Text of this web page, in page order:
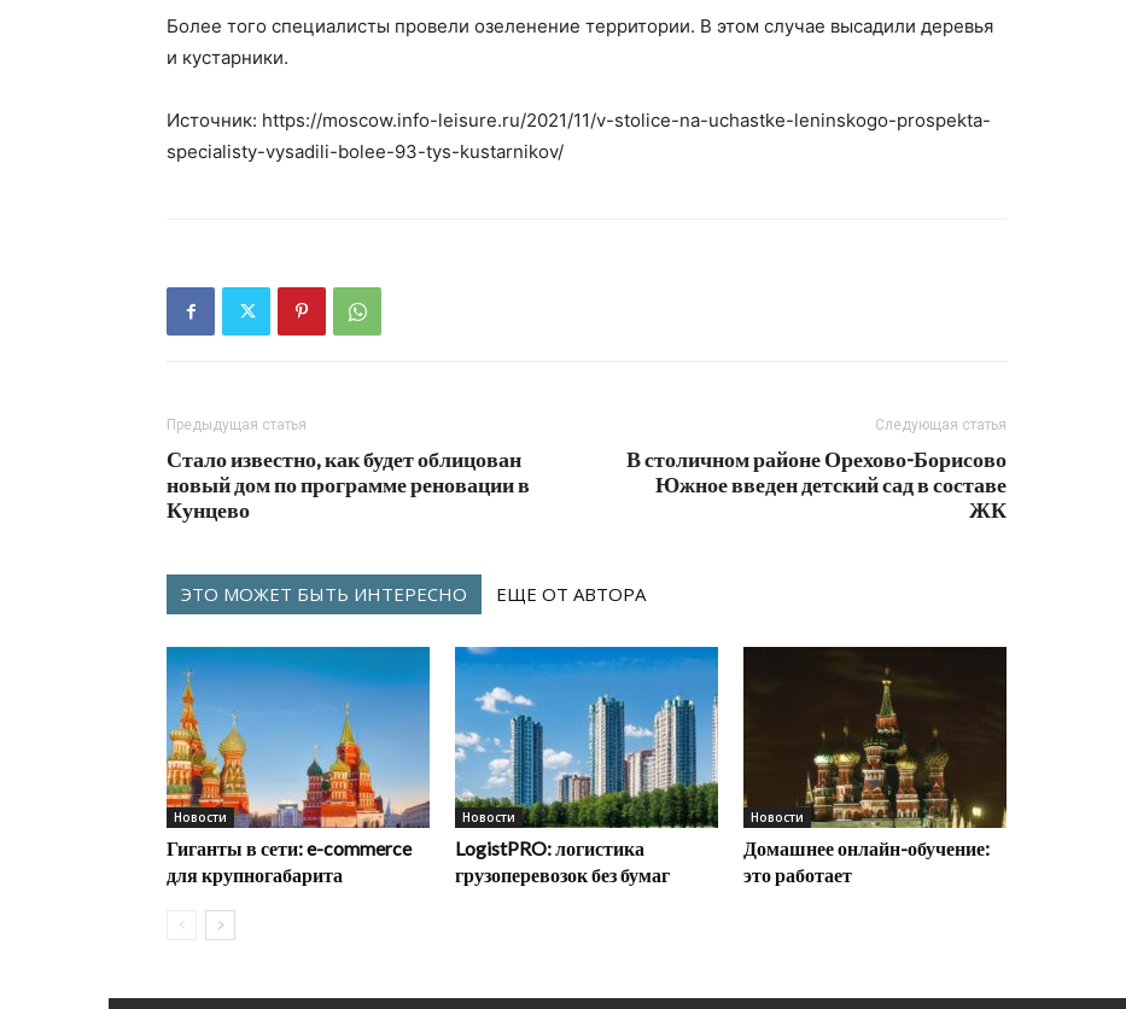
Более того специалисты провели озеленение территории. В этом случае высадили деревья
и кустарники.
Источник: https://moscow.info-leisure.ru/2021/11/v-stolice-na-uchastke-leninskogo-prospekta-
specialisty-vysadili-bolee-93-tys-kustarnikov/
Предыдущая статья
Стало известно, как будет облицован
новый дом по программе реновации в
Кунцево
Следующая статья
В столичном районе Орехово-Борисово
Южное введен детский сад в составе
ЖК
ЭТО МОЖЕТ БЫТЬ ИНТЕРЕСНО ЕЩЕ ОТ АВТОРА
Новости
Гиганты в сети: e-commerce
для крупногабарита
Новости
LogistPRO: логистика
грузоперевозок без бумаг
Новости
Домашнее онлайн-обучение:
это работает